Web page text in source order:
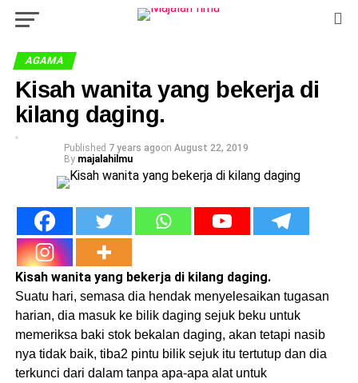
AGAMA
Kisah wanita yang bekerja di
kilang daging.
Published 7 years agoon August 22, 2019
By majalahilmu
Kisah wanita yang bekerja di kilang daging.
Suatu hari, semasa dia hendak menyelesaikan tugasan
harian, dia masuk ke bilik daging sejuk beku untuk
memeriksa baki stok bekalan daging, akan tetapi nasib
nya tidak baik, tiba2 pintu bilik sejuk itu tertutup dan dia
terkunci dari dalam tanpa apa-apa alat untuk